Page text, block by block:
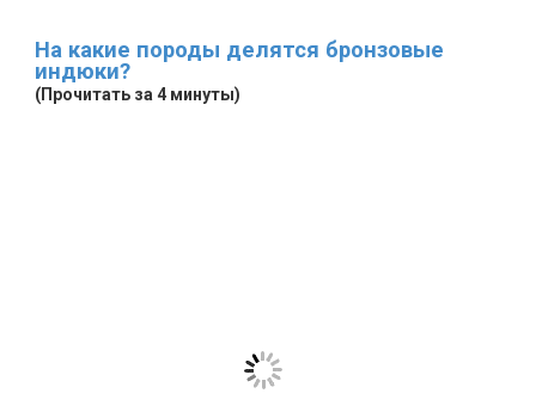
На какие породы делятся бронзовые
индюки?
(Прочитать за 4 минуты)